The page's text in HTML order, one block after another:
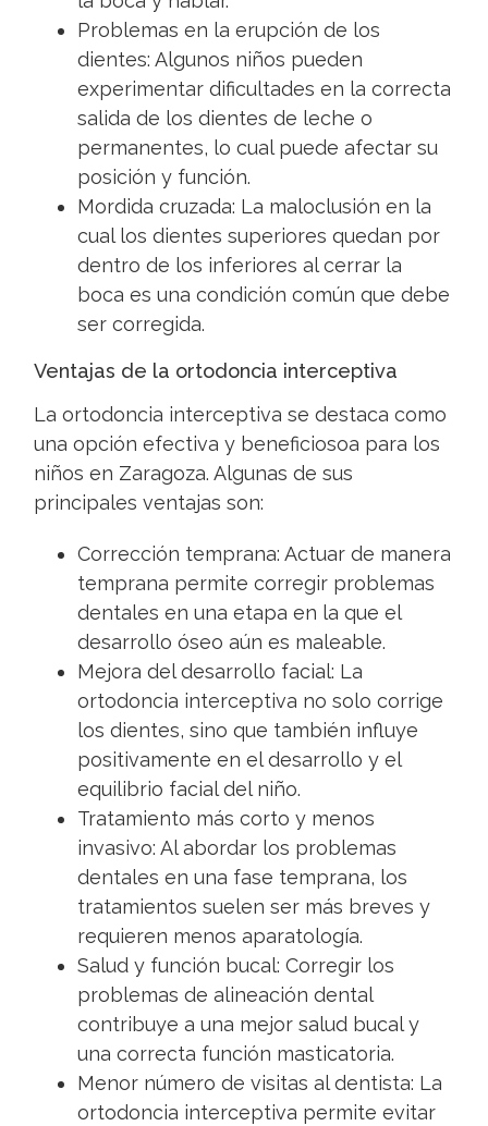
Problemas en la erupción de los
dientes: Algunos niños pueden
experimentar dificultades en la correcta
salida de los dientes de leche o
permanentes, lo cual puede afectar su
posición y función.
Mordida cruzada: La maloclusión en la
cual los dientes superiores quedan por
dentro de los inferiores al cerrar la
boca es una condición común que debe
ser corregida.
Ventajas de la ortodoncia interceptiva
La ortodoncia interceptiva se destaca como
una opción efectiva y beneficiosoa para los
niños en Zaragoza. Algunas de sus
principales ventajas son:
Corrección temprana: Actuar de manera
temprana permite corregir problemas
dentales en una etapa en la que el
desarrollo óseo aún es maleable.
Mejora del desarrollo facial: La
ortodoncia interceptiva no solo corrige
los dientes, sino que también influye
positivamente en el desarrollo y el
equilibrio facial del niño.
Tratamiento más corto y menos
invasivo: Al abordar los problemas
dentales en una fase temprana, los
tratamientos suelen ser más breves y
requieren menos aparatología.
Salud y función bucal: Corregir los
problemas de alineación dental
contribuye a una mejor salud bucal y
una correcta función masticatoria.
Menor número de visitas al dentista: La
ortodoncia interceptiva permite evitar